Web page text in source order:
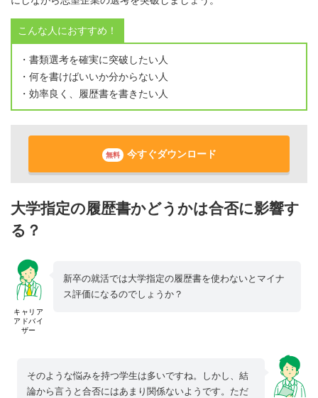
こんな人におすすめ！
・書類選考を確実に突破したい人
・何を書けばいいか分からない人
・効率良く、履歴書を書きたい人
無料 今すぐダウンロード
大学指定の履歴書かどうかは合否に影響す
る？
キャリア
アドバイ
ザー
新卒の就活では大学指定の履歴書を使わないとマイナ
ス評価になるのでしょうか？
そのような悩みを持つ学生は多いですね。しかし、結
論から言うと合否にはあまり関係ないようです。ただ